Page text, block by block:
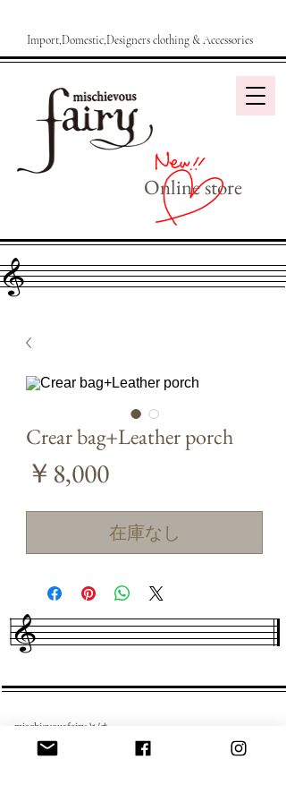
Import,Domestic,Designers clothing & Accessories
Online store
Crear bag+Leather porch
￥8,000価
格
在庫なし
​mischievousfairyとは
経営理念 創業理念